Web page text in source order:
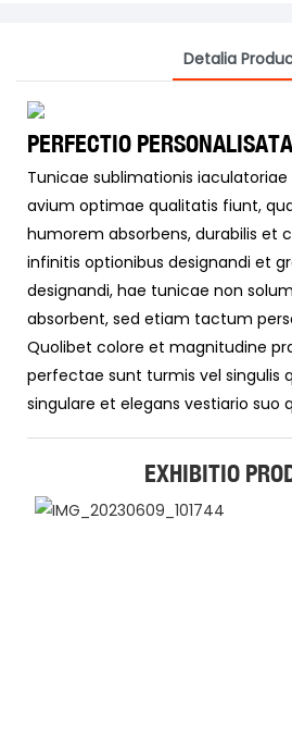
Detalia
PERFECTIO PERSONALISATA
Tunicae sublimationis
avium optimae qualitatis fiunt,
humorem absorbens, durabilis et
infinitis optionibus designandi et
designandi, hae tunicae non
absorbent, sed etiam tactum
Quolibet colore et magnitudine
perfectae sunt turmis vel singulis
singulare et elegans vestiario suo
EXHIBITIO